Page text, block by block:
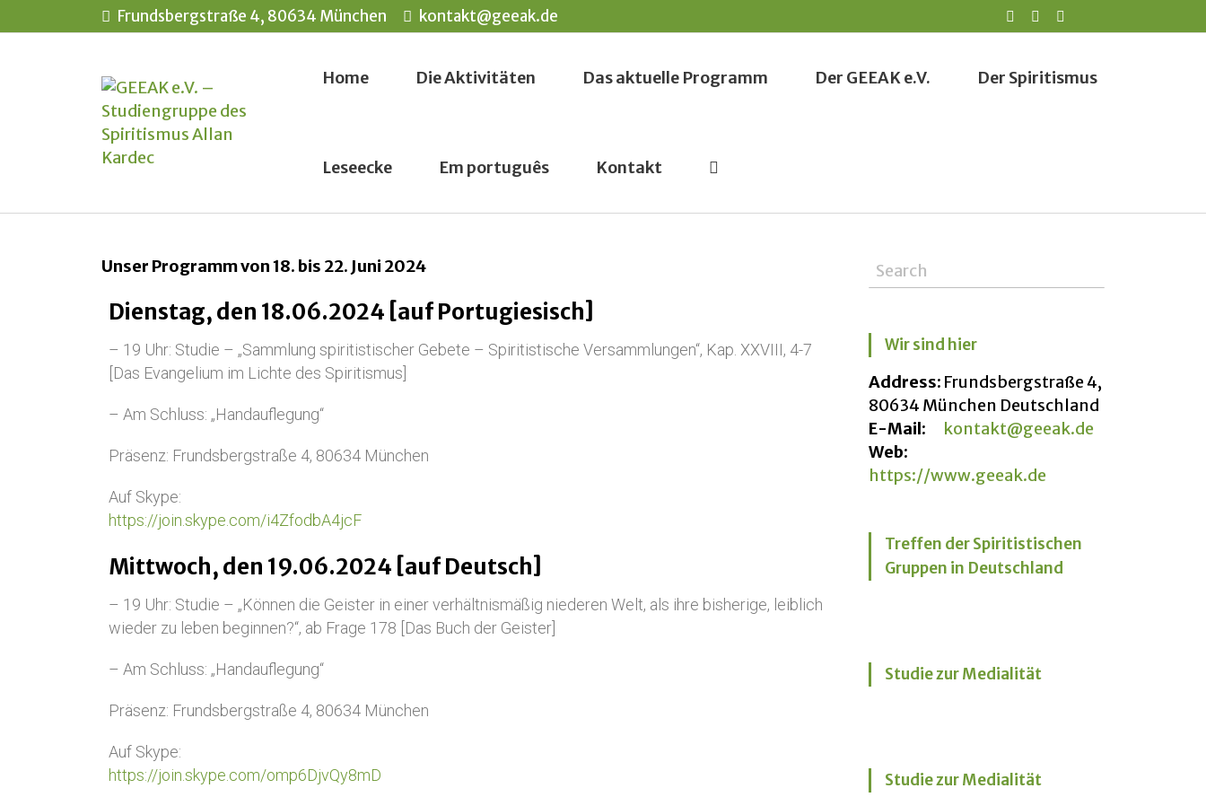
Frundsbergstraße 4, 80634 München kontakt@geeak.de
Home Die Aktivitäten Das aktuelle Programm Der GEEAK e.V. Der Spiritismus
Leseecke Em português Kontakt
Unser Programm von 18. bis 22. Juni 2024
Dienstag, den 18.06.2024 [auf Portugiesisch]
– 19 Uhr: Studie – „Sammlung spiritistischer Gebete – Spiritistische Versammlungen“, Kap. XXVIII, 4-7
[Das Evangelium im Lichte des Spiritismus]
– Am Schluss: „Handauflegung“
Präsenz: Frundsbergstraße 4, 80634 München
Auf Skype:
https://join.skype.com/i4ZfodbA4jcF
Mittwoch, den 19.06.2024 [auf Deutsch]
– 19 Uhr: Studie – „Können die Geister in einer verhältnismäßig niederen Welt, als ihre bisherige, leiblich
wieder zu leben beginnen?“, ab Frage 178 [Das Buch der Geister]
– Am Schluss: „Handauflegung“
Präsenz: Frundsbergstraße 4, 80634 München
Auf Skype:
https://join.skype.com/omp6DjvQy8mD
Wir sind hier
Address: Frundsbergstraße 4,
80634 München Deutschland
E-Mail:
kontakt@geeak.de
Web:
https://www.geeak.de
Treffen der Spiritistischen
Gruppen in Deutschland
Studie zur Medialität
Studie zur Medialität